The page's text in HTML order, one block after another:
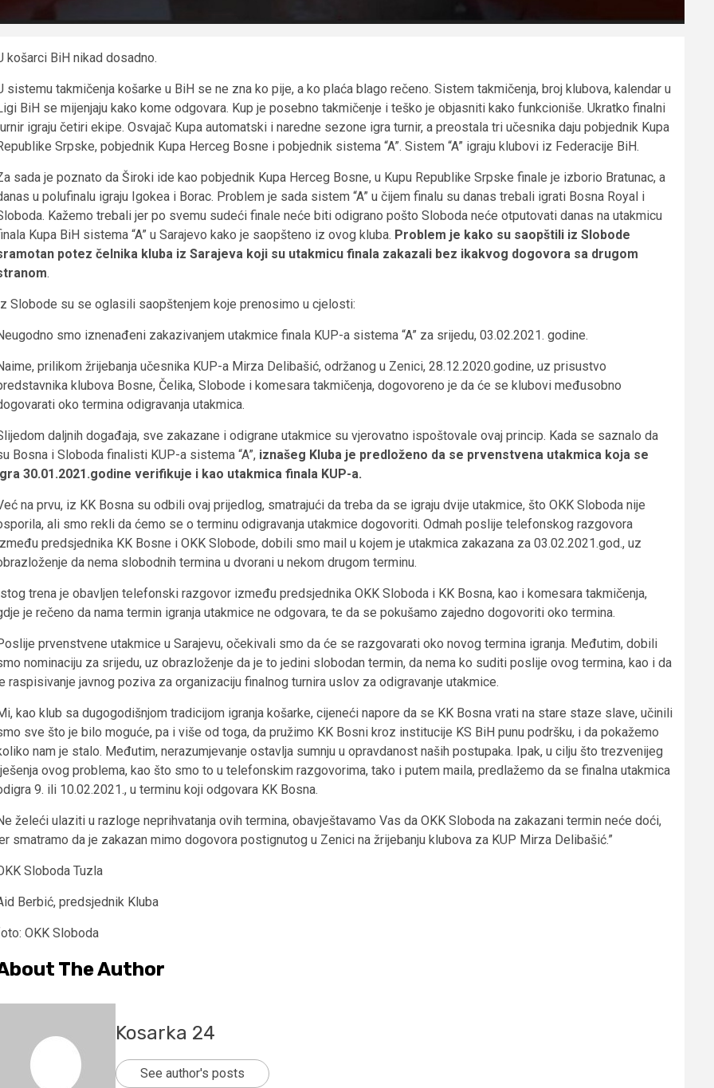
košarci BiH nikad dosadno.
sistemu takmičenja košarke u BiH se ne zna ko pije, a ko plaća blago rečeno. Sistem takmičenja, broj klubova, kalendar u
BiH se mijenjaju kako kome odgovara. Kup je posebno takmičenje i teško je objasniti kako funkcioniše. Ukratko finalni
igraju četiri ekipe. Osvajač Kupa automatski i naredne sezone igra turnir, a preostala tri učesnika daju pobjednik Kupa
Srpske, pobjednik Kupa Herceg Bosne i pobjednik sistema “A”. Sistem “A” igraju klubovi iz Federacije BiH.
sada je poznato da Široki ide kao pobjednik Kupa Herceg Bosne, u Kupu Republike Srpske finale je izborio Bratunac, a
u polufinalu igraju Igokea i Borac. Problem je sada sistem “A” u čijem finalu su danas trebali igrati Bosna Royal i
Kažemo trebali jer po svemu sudeći finale neće biti odigrano pošto Sloboda neće otputovati danas na utakmicu
Kupa BiH sistema “A” u Sarajevo kako je saopšteno iz ovog kluba. Problem je kako su saopštili iz Slobode
potez čelnika kluba iz Sarajeva koji su utakmicu finala zakazali bez ikakvog dogovora sa drugom
.
Slobode su se oglasili saopštenjem koje prenosimo u cjelosti:
smo iznenađeni zakazivanjem utakmice finala KUP-a sistema “A” za srijedu, 03.02.2021. godine.
prilikom žrijebanja učesnika KUP-a Mirza Delibašić, održanog u Zenici, 28.12.2020.godine, uz prisustvo
klubova Bosne, Čelika, Slobode i komesara takmičenja, dogovoreno je da će se klubovi međusobno
oko termina odigravanja utakmica.
daljnih događaja, sve zakazane i odigrane utakmice su vjerovatno ispoštovale ovaj princip. Kada se saznalo da
Bosna i Sloboda finalisti KUP-a sistema “A”, iznašeg Kluba je predloženo da se prvenstvena utakmica koja se
30.01.2021.godine verifikuje i kao utakmica finala KUP-a.
na prvu, iz KK Bosna su odbili ovaj prijedlog, smatrajući da treba da se igraju dvije utakmice, što OKK Sloboda nije
ali smo rekli da ćemo se o terminu odigravanja utakmice dogovoriti. Odmah poslije telefonskog razgovora
predsjednika KK Bosne i OKK Slobode, dobili smo mail u kojem je utakmica zakazana za 03.02.2021.god., uz
da nema slobodnih termina u dvorani u nekom drugom terminu.
trena je obavljen telefonski razgovor između predsjednika OKK Sloboda i KK Bosna, kao i komesara takmičenja,
je rečeno da nama termin igranja utakmice ne odgovara, te da se pokušamo zajedno dogovoriti oko termina.
prvenstvene utakmice u Sarajevu, očekivali smo da će se razgovarati oko novog termina igranja. Međutim, dobili
nominaciju za srijedu, uz obrazloženje da je to jedini slobodan termin, da nema ko suditi poslije ovog termina, kao i da
raspisivanje javnog poziva za organizaciju finalnog turnira uslov za odigravanje utakmice.
kao klub sa dugogodišnjom tradicijom igranja košarke, cijeneći napore da se KK Bosna vrati na stare staze slave, učinili
sve što je bilo moguće, pa i više od toga, da pružimo KK Bosni kroz institucije KS BiH punu podršku, i da pokažemo
nam je stalo. Međutim, nerazumjevanje ostavlja sumnju u opravdanost naših postupaka. Ipak, u cilju što trezvenijeg
ovog problema, kao što smo to u telefonskim razgovorima, tako i putem maila, predlažemo da se finalna utakmica
9. ili 10.02.2021., u terminu koji odgovara KK Bosna.
želeći ulaziti u razloge neprihvatanja ovih termina, obavještavamo Vas da OKK Sloboda na zakazani termin neće doći,
smatramo da je zakazan mimo dogovora postignutog u Zenici na žrijebanju klubova za KUP Mirza Delibašić.”
Sloboda Tuzla
Berbić, predsjednik Kluba
OKK Sloboda
The Author
Kosarka 24
See author's posts